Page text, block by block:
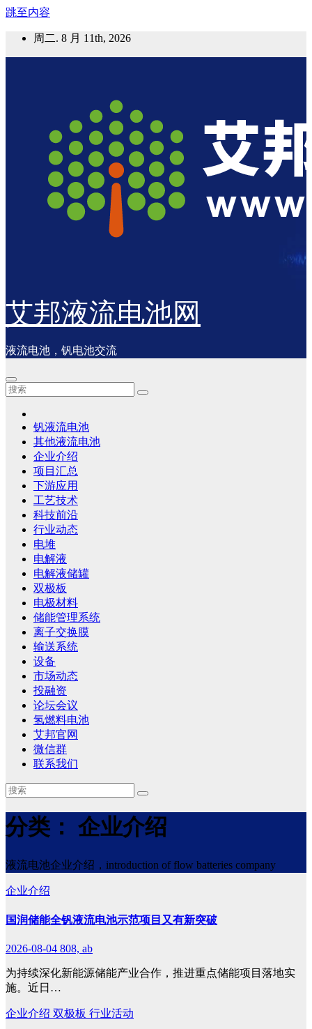
跳至内容
周二. 8 月 11th, 2026
艾邦液流电池网
液流电池，钒电池交流
钒液流电池
其他液流电池
企业介绍
项目汇总
下游应用
工艺技术
科技前沿
行业动态
电堆
电解液
电解液储罐
双极板
电极材料
储能管理系统
离子交换膜
输送系统
设备
市场动态
投融资
论坛会议
氢燃料电池
艾邦官网
微信群
联系我们
分类： 企业介绍
液流电池企业介绍，introduction of flow batteries company
企业介绍
国润储能全钒液流电池示范项目又有新突破
2026-08-04 808, ab
为持续深化新能源储能产业合作，推进重点储能项目落地实
施。近日…
企业介绍 双极板 行业活动